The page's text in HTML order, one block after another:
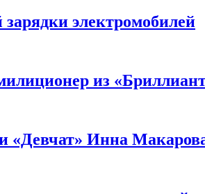
электромобилей
из
и «Девчат» Инна